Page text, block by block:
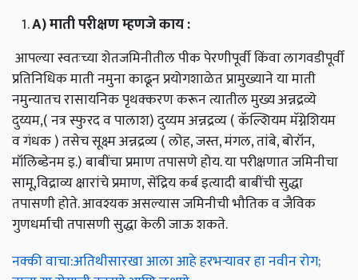
A)मातीपरीक्षणम्हणजेकाय:
आपल्या स्वतःच्या शेतजमिनीतील पीक पेरणीपूर्वी किंवा लागवडीपूर्वी
प्रतिनिधिक माती नमुना काढून प्रयोगशाळेत प्रामुख्याने या माती
नमुन्यातच रासायनिक पृथक्करण करून त्यातील मुख्य अन्नद्रव्ये
दुय्यम,( नत्र स्फुरद व पालाश) दुय्यम अन्नद्रव्य ( कॅल्शियम मॅग्नेशियम
व गंधक ) तसेच सूक्ष्म अन्नद्रव्य ( लोह, जस्त, मंगल, तांबे, बोरॉन,
मॉलिब्डेनम इ.) बाबींचा प्रमाण तपासणे होय. या परीक्षणात जमिनीचा
सामू,विद्राव्य क्षारांचे प्रमाण, सेंद्रिय कर्ब इत्यादी बाबींची सुद्धा
तपासणी होते. आवश्यक असल्यास जमिनीची भौतिक व जैविक
गुणधर्माची तपासणी सुद्धा केली जाऊ शकते.
नक्की वाचा:अतिथीसारखा आला आहे हरभऱ्यावर हा नवीन रोग;